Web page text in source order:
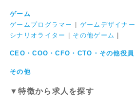
ゲーム
ゲームプログラマー | ゲームデザイナー
シナリオライター | その他ゲーム |
CEO・COO・CFO・CTO・その他役員
その他
▼特徴から求人を探す